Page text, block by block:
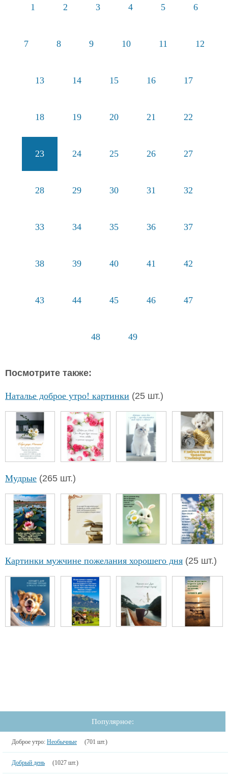
1 2 3 4 5 6
7 8 9 10 11 12
13 14 15 16 17
18 19 20 21 22
23 24 25 26 27
28 29 30 31 32
33 34 35 36 37
38 39 40 41 42
43 44 45 46 47
48 49
Посмотрите также:
Наталье доброе утро! картинки (25 шт.)
Мудрые (265 шт.)
Картинки мужчине пожелания хорошего дня (25 шт.)
Популярное:
Доброе утро: Необычные (701 шт.)
Добрый день (1027 шт.)